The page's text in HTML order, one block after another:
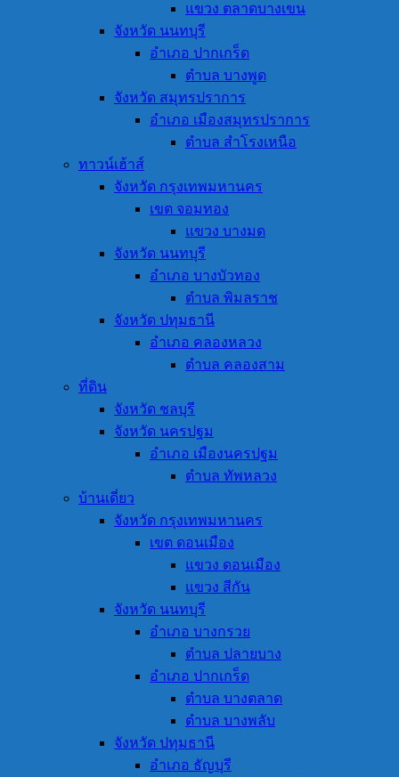
แขวง ตลาดบางเขน
จังหวัด นนทบุรี
อำเภอ ปากเกร็ด
ตำบล บางพูด
จังหวัด สมุทรปราการ
อำเภอ เมืองสมุทรปราการ
ตำบล สำโรงเหนือ
ทาวน์เฮ้าส์
จังหวัด กรุงเทพมหานคร
เขต จอมทอง
แขวง บางมด
จังหวัด นนทบุรี
อำเภอ บางบัวทอง
ตำบล พิมลราช
จังหวัด ปทุมธานี
อำเภอ คลองหลวง
ตำบล คลองสาม
ที่ดิน
จังหวัด ชลบุรี
จังหวัด นครปฐม
อำเภอ เมืองนครปฐม
ตำบล ทัพหลวง
บ้านเดี่ยว
จังหวัด กรุงเทพมหานคร
เขต ดอนเมือง
แขวง ดอนเมือง
แขวง สีกัน
จังหวัด นนทบุรี
อำเภอ บางกรวย
ตำบล ปลายบาง
อำเภอ ปากเกร็ด
ตำบล บางตลาด
ตำบล บางพลับ
จังหวัด ปทุมธานี
อำเภอ ธัญบุรี